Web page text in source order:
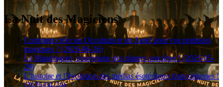
La Nuit des Magiciens
Comment créer un Occultum et un Autel pour vos pratiques
magiques ? (2026-06-26)
La Mandragore, souveraine des plantes sorcières ! (2026-05-
29)
L’histoire et l’évolution des médias ésotériques francophones !
(2026-04-24)